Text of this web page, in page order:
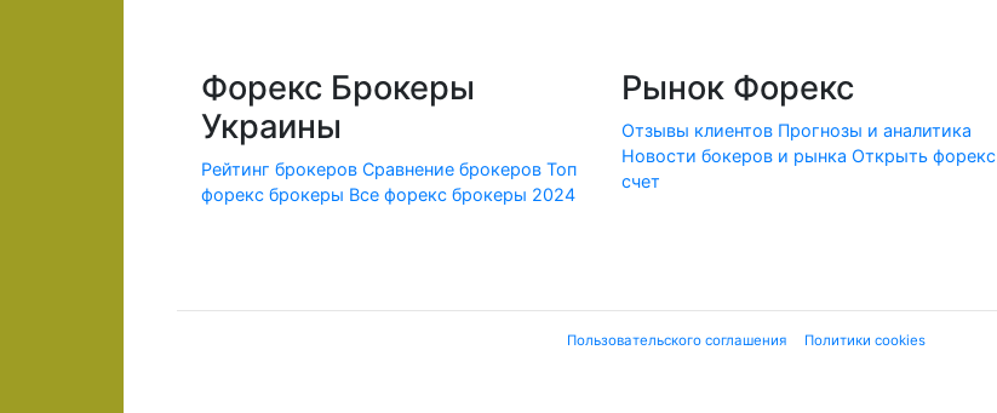
Форекс Брокеры
Украины
Рейтинг брокеров Сравнение брокеров Топ
форекс брокеры Все форекс брокеры 2024
Рынок Форекс
Отзывы клиентов Прогнозы и аналитика
Новости бокеров и рынка Открыть форекс
счет
Пользовательского соглашения Политики cookies